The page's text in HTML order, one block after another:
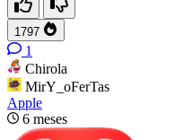
1797
1
Chirola
MirY_oFerTas
Apple
6 meses